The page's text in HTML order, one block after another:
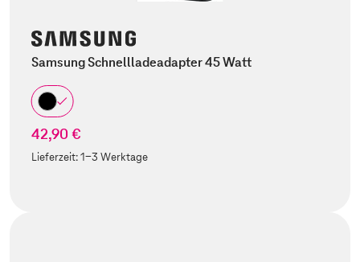
Samsung Schnellladeadapter 45 Watt
42,90 €
Lieferzeit:1-3 Werktage